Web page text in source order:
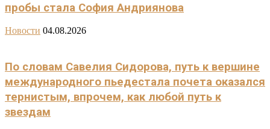
пробы стала София Андриянова
Новости 04.08.2026
По словам Савелия Сидорова, путь к вершине
международного пьедестала почета оказался
тернистым, впрочем, как любой путь к
звездам